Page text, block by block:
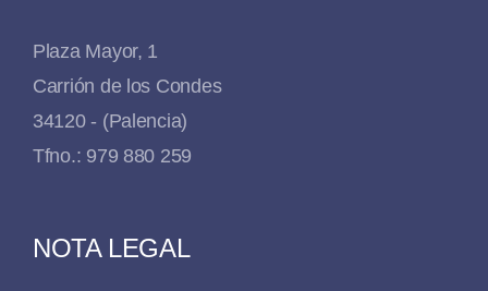
Plaza Mayor, 1
Carrión de los Condes
34120 - (Palencia)
Tfno.: 979 880 259
NOTA LEGAL